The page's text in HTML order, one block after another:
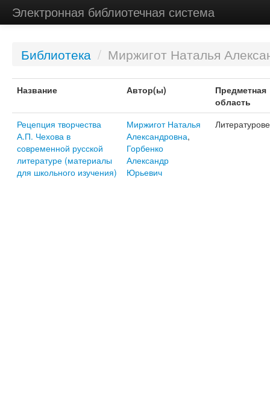
Электронная библиотечная система
Библиотека / Миржигот Наталья
Название Автор(ы)
Предметная
область
Рецепция творчества
А.П. Чехова в
современной русской
литературе (материалы
для школьного изучения)
Миржигот Наталья
Александровна,
Горбенко
Александр
Юрьевич